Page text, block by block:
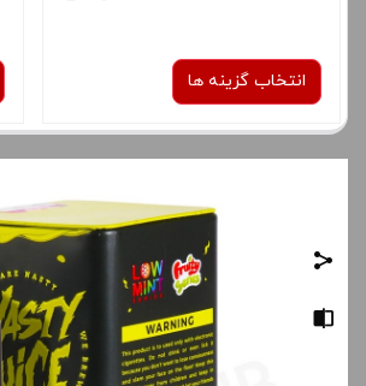
انتخاب گزینه ها
صاف
برای فعال شدن سبد خرید و نمایش
قیمت ، گزینه های محصول را از کادر